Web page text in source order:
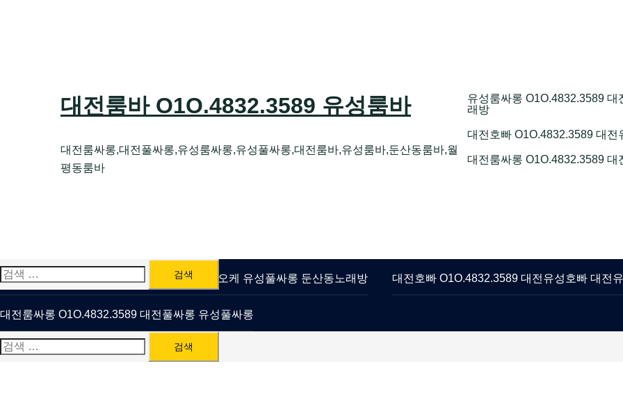
대전룸바 O1O.4832.3589 유성룸바
대전룸싸롱,대전풀싸롱,유성룸싸롱,유성풀싸롱,대전룸바,유성룸바,둔산동룸바,월
평동룸바
유성룸싸롱 O1O.4832.3589
래방
대전호빠 O1O.4832.3589 대
대전룸싸롱 O1O.4832.3589 대
검
색:
유성룸싸롱 O1O.4832.3589 대전퍼블릭가라오케 유성풀싸롱 둔산동노래방 대전호빠 O1O.4832.3589 대전유성호빠 대전
대전룸싸롱 O1O.4832.3589 대전풀싸롱 유성풀싸롱
검